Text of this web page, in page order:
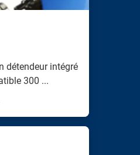
détendeur intégré
300 ...